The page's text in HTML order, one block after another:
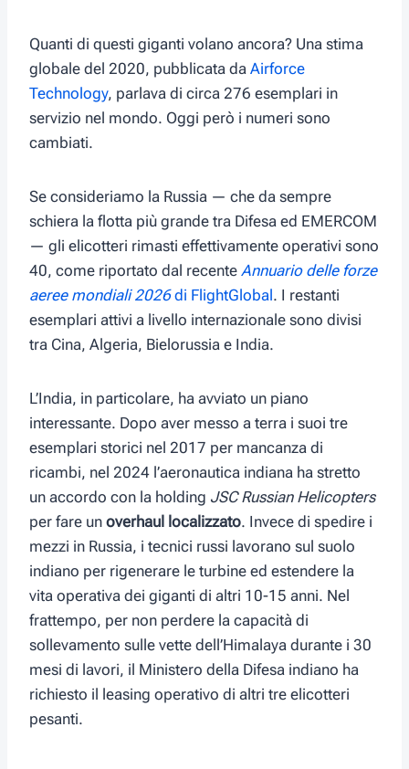
Quanti di questi giganti volano ancora? Una stima
globale del 2020, pubblicata da Airforce
Technology, parlava di circa 276 esemplari in
servizio nel mondo. Oggi però i numeri sono
cambiati.
Se consideriamo la Russia — che da sempre
schiera la flotta più grande tra Difesa ed EMERCOM
— gli elicotteri rimasti effettivamente operativi sono
40, come riportato dal recente Annuario delle forze
aeree mondiali 2026di FlightGlobal. I restanti
esemplari attivi a livello internazionale sono divisi
tra Cina, Algeria, Bielorussia e India.
L’India, in particolare, ha avviato un piano
interessante. Dopo aver messo a terra i suoi tre
esemplari storici nel 2017 per mancanza di
ricambi, nel 2024 l’aeronautica indiana ha stretto
un accordo con la holding JSC Russian Helicopters
per fare un overhaul localizzato. Invece di spedire i
mezzi in Russia, i tecnici russi lavorano sul suolo
indiano per rigenerare le turbine ed estendere la
vita operativa dei giganti di altri 10-15 anni. Nel
frattempo, per non perdere la capacità di
sollevamento sulle vette dell’Himalaya durante i 30
mesi di lavori, il Ministero della Difesa indiano ha
richiesto il leasing operativo di altri tre elicotteri
pesanti.